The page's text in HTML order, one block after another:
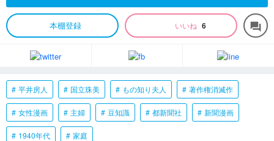
本棚登録 いいね 6 forum
平井房人 国立珠美 もの知り夫人 著作権消滅作
女性漫画 主婦 豆知識 都新聞社 新聞漫画
1940年代 家庭